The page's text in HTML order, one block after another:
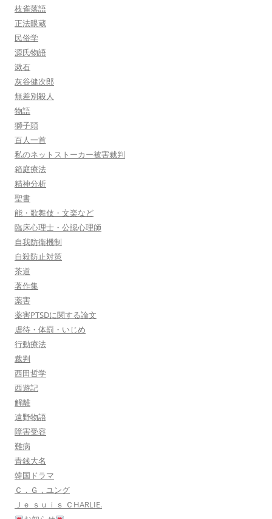
枝雀落語
正法眼蔵
民俗学
源氏物語
漱石
灰谷健次郎
無差別殺人
物語
獅子頭
百人一首
私のネットストーカー被害裁判
箱庭療法
精神分析
聖書
能・歌舞伎・文楽など
臨床心理士・公認心理師
自我防衛機制
自殺防止対策
茶道
著作集
薬害
薬害PTSDに関する論文
虐待・体罰・いじめ
行動療法
裁判
西田哲学
西遊記
解離
遠野物語
障害受容
難病
青銭大名
韓国ドラマ
Ｃ．Ｇ，ユング
Ｊｅ ｓｕｉｓ ＣHARLIE.